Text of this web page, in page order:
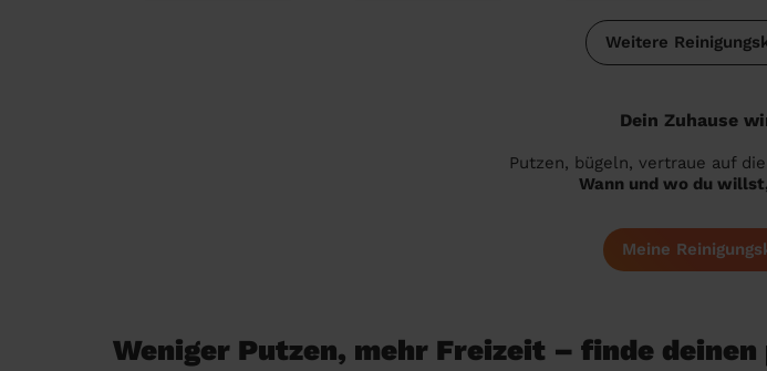
Weitere
Dein Zuhause
Putzen, bügeln, vertraue auf
Wann und wo du
Meine
Weniger Putzen, mehr Freizeit – finde